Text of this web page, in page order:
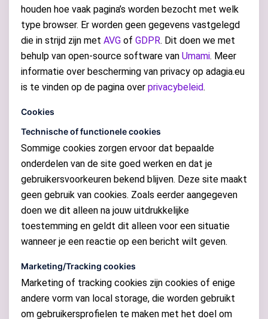
houden hoe vaak pagina’s worden bezocht met welk
type browser. Er worden geen gegevens vastgelegd
die in strijd zijn met AVG of GDPR. Dit doen we met
behulp van open-source software van Umami. Meer
informatie over bescherming van privacy op adagia.eu
is te vinden op de pagina over privacybeleid.
Cookies
Technische of functionele cookies
Sommige cookies zorgen ervoor dat bepaalde
onderdelen van de site goed werken en dat je
gebruikersvoorkeuren bekend blijven. Deze site maakt
geen gebruik van cookies. Zoals eerder aangegeven
doen we dit alleen na jouw uitdrukkelijke
toestemming en geldt dit alleen voor een situatie
wanneer je een reactie op een bericht wilt geven.
Marketing/Tracking cookies
Marketing of tracking cookies zijn cookies of enige
andere vorm van local storage, die worden gebruikt
om gebruikersprofielen te maken met het doel om